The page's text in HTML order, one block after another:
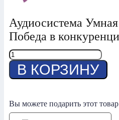
Аудиосистема
Победа в
Количество
товара
Победа
в
В КОРЗИНУ
Вы можете подарить этот